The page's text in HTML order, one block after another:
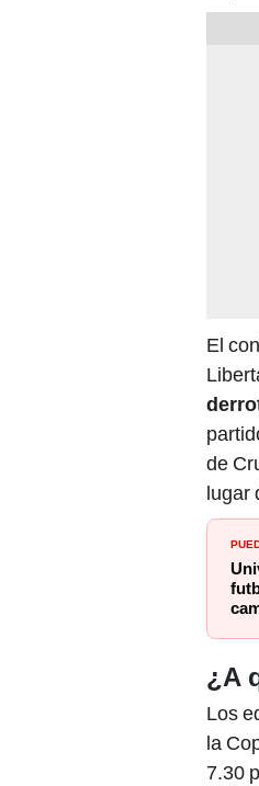
El
de
lugar
¿A
Los
la
7.30